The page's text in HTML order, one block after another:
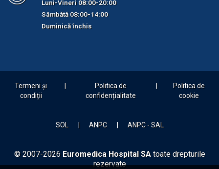
Luni-Vineri 08:00-20:00
Sâmbătă 08:00-14:00
Duminică închis
Termeni și
condiții
Politica de
confidențialitate
Politica de
cookie
SOL ANPC ANPC - SAL
© 2007-2026 Euromedica Hospital SAtoate drepturile
rezervate